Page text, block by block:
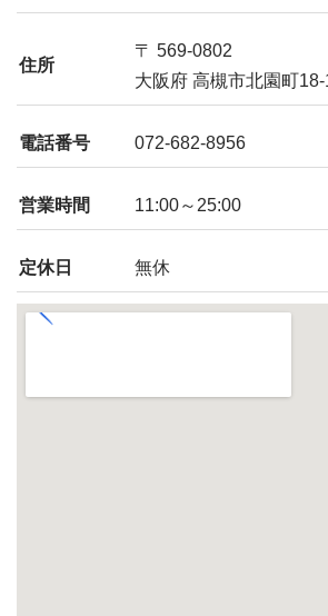
住所
〒 569-0802
大阪府 高槻市北園町
電話番号 072-682-8956
営業時間 11:00～25:00
定休日 無休